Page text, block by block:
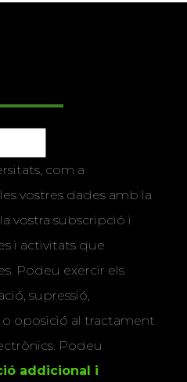
com a
vostres dades amb la
vostra subscripció i
i activitats que
Podeu exercir els
supressió,
oposició al tractament
Podeu
addicional i